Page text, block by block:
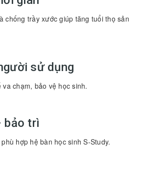
chống trầy xước giúp tăng tuổi thọ sản
sử dụng
chạm, bảo vệ học sinh.
bảo trì
hợp hệ bàn học sinh S-Study.